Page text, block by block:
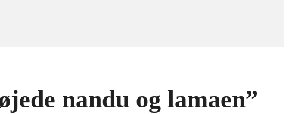
nandu og lamaen”